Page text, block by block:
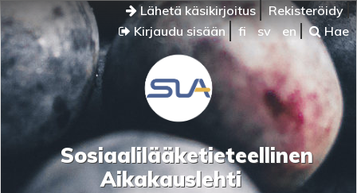
Lähetä käsikirjoitus
Rekisteröidy
Kirjaudu sisään
fi sv en Hae
Sosiaalilääketieteellinen
Aikakauslehti